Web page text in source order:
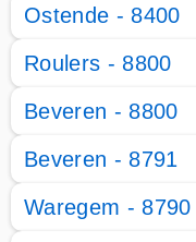
Ostende - 8400
Roulers - 8800
Beveren - 8800
Beveren - 8791
Waregem - 8790